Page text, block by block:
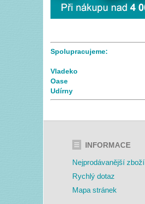
Spolupracujeme:
Vladeko
Oase
Udírny
INFORMACE
Nejprodávanější zboží
Rychlý dotaz
Mapa stránek